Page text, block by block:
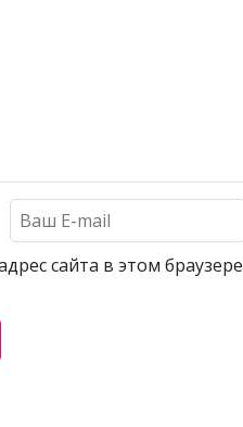
сайта в этом